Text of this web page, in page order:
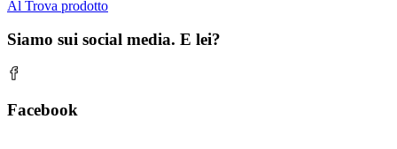
Al Trova prodotto
Siamo sui social media. E lei?
Facebook